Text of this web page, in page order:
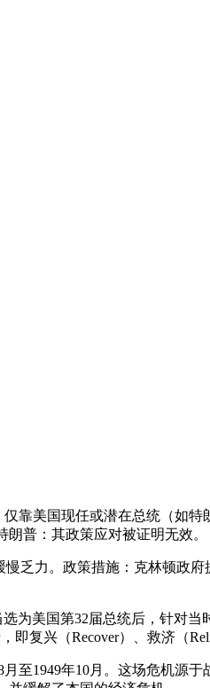
靠美国现任或潜在总统（如
普：其政策应对被证明无效。
乏力。政策措施：克林顿政
选为美国第32届总统后，针
即复兴（Recover）、救济（
月至1949年10月。这场危机